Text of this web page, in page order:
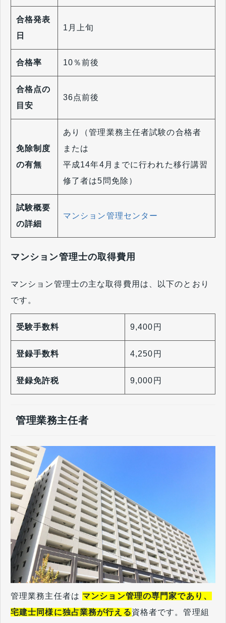
合格発表
日
1月上旬
合格率 10％前後
合格点の
目安
36点前後
免除制度
の有無
あり（管理業務主任者試験の合格者
または
平成14年4月までに行われた移行講習
修了者は5問免除）
試験概要
の詳細
マンション管理センター
マンション管理士の取得費用
マンション管理士の主な取得費用は、以下のとおり
です。
受験手数料 9,400円
登録手数料 4,250円
登録免許税 9,000円
管理業務主任者
管理業務主任者は マンション管理の専門家であり、
宅建士同様に独占業務が行える資格者です。管理組